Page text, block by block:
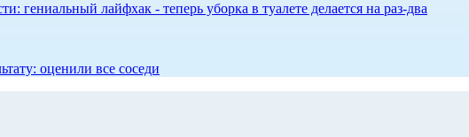
гениальный лайфхак - теперь уборка в туалете делается на раз-два
оценили все соседи